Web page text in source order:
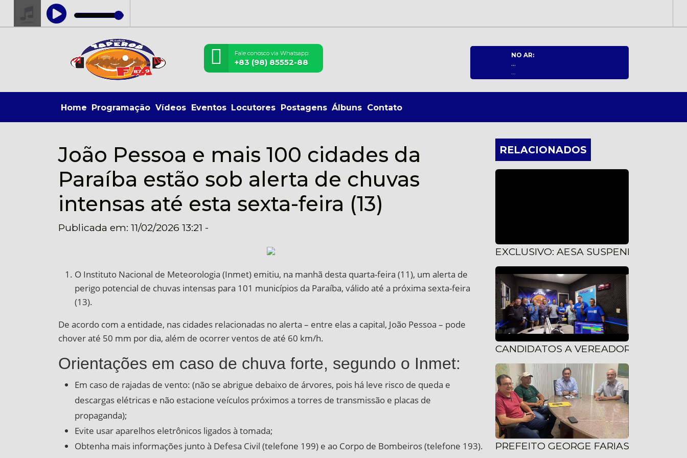
Fale conosco via Whatsapp:
+83 (98) 85552-88
NO AR:
...
Home Programação Vídeos Eventos Locutores Postagens Álbuns Contato
João Pessoa e mais 100 cidades da
Paraíba estão sob alerta de chuvas
intensas até esta sexta-feira (13)
Publicada em: 11/02/2026 13:21 -
O Instituto Nacional de Meteorologia (Inmet) emitiu, na manhã desta quarta-feira (11), um alerta de
perigo potencial de chuvas intensas para 101 municípios da Paraíba, válido até a próxima sexta-feira
(13).
De acordo com a entidade, nas cidades relacionadas no alerta – entre elas a capital, João Pessoa – pode
chover até 50 mm por dia, além de ocorrer ventos de até 60 km/h.
Orientações em caso de chuva forte, segundo o Inmet:
Em caso de rajadas de vento: (não se abrigue debaixo de árvores, pois há leve risco de queda e
descargas elétricas e não estacione veículos próximos a torres de transmissão e placas de
propaganda);
Evite usar aparelhos eletrônicos ligados à tomada;
Obtenha mais informações junto à Defesa Civil (telefone 199) e ao Corpo de Bombeiros (telefone 193).
RELACIONADOS
EXCLUSIVO: AESA SUSPENDE
CANDIDATOS A VEREADORES PELO
PREFEITO GEORGE FARIAS BUSCA